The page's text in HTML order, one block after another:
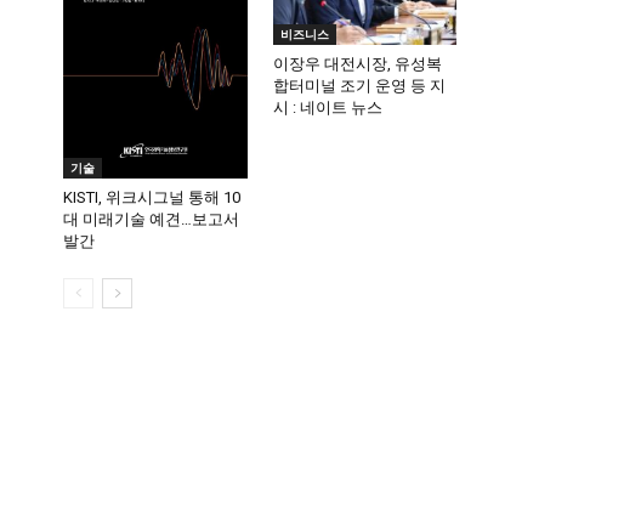
기술
KISTI, 위크시그널 통해 10
대 미래기술 예견…보고서
발간
비즈니스
이장우 대전시장, 유성복
합터미널 조기 운영 등 지
시 : 네이트 뉴스